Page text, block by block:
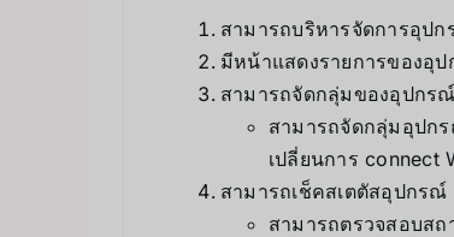
สามารถบริหารจัดการอุปก
มีหน้าแสดงรายการของอุ
สามารถจัดกลุ่มของอุปกร
สามารถจัดกลุ่มอุปกร
เปลี่ยนการ connect
สามารถเช็คสเตตัสอุปกรณ์
สามารถตรวจสอบส